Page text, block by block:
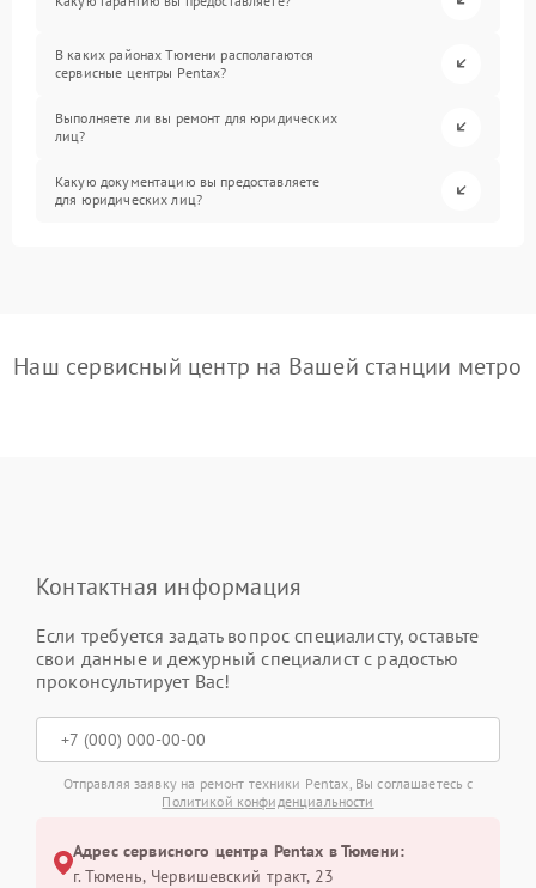
В каких районах Тюмени располагаются
сервисные центры Pentax?
Выполняете ли вы ремонт для юридических
лиц?
Какую документацию вы предоставляете
для юридических лиц?
Наш сервисный центр на Вашей станции метро
Контактная информация
Если требуется задать вопрос специалисту, оставьте
свои данные и дежурный специалист с радостью
проконсультирует Вас!
Отправляя заявку на ремонт техники Pentax, Вы соглашаетесь с
Политикой конфиденциальности
Адрес сервисного центра Pentax в Тюмени:
г. Тюмень, ​Червишевский тракт, 23